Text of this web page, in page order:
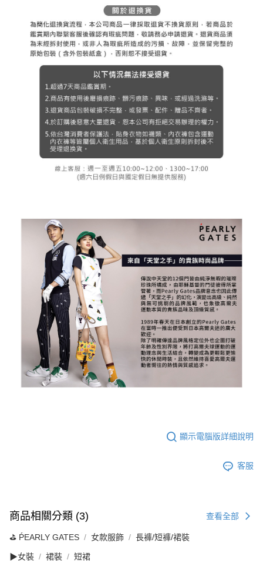
顯示電腦版詳細說明
客服
商品相關分類 (3) 查看全部
⛳️ ṔEARLY GATES 女款服飾 長褲/短褲/裙裝
▶女裝 裙裝 短裙